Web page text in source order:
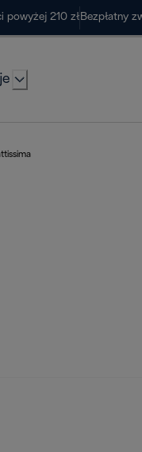
powyżej 210 zł Bezpłatny